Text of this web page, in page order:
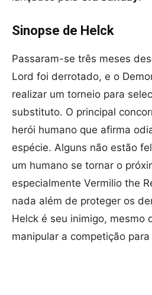
Sinopse de Helck
Passaram-se três meses
Lord foi derrotado, e o
realizar um torneio para
substituto. O principal
herói humano que afirma
espécie. Alguns não estão
um humano se tornar o
especialmente Vermilio the
nada além de proteger os
Helck é seu inimigo, mesmo
manipular a competição